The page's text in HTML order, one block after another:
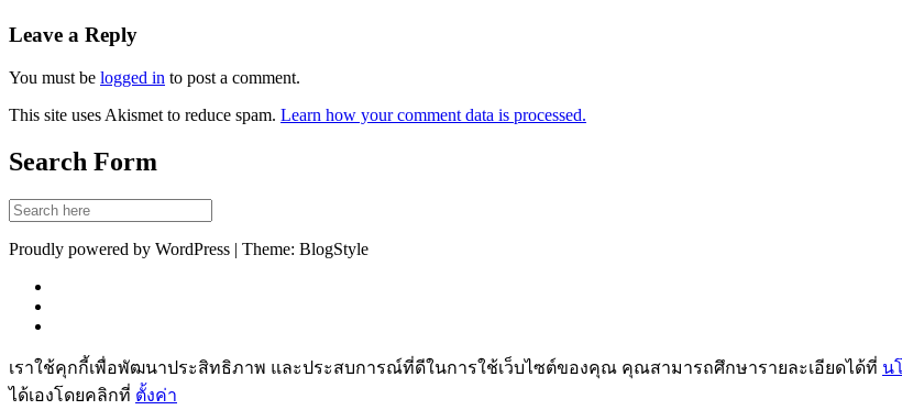
Leave a Reply
You must be logged in to post a comment.
This site uses Akismet to reduce spam. Learn how your comment data is processed.
Search Form
Proudly powered by WordPress | Theme: BlogStyle
เราใช้คุกกี้เพื่อพัฒนาประสิทธิภาพ และประสบการณ์ที่ดีในการใช้เว็บไซต์ของคุณ คุณสามารถศึกษารายละเอียดได้ที่ น
ได้เองโดยคลิกที่ ตั้งค่า